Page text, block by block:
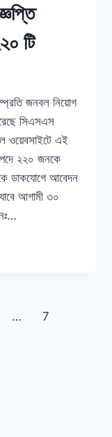
টি
জনবল নিয়োগ
সিএসএস
ওয়েবসাইটে এই
পদে ২২০ জনকে
ডাকযোগে আবেদন
আগামী ৩০
… 7